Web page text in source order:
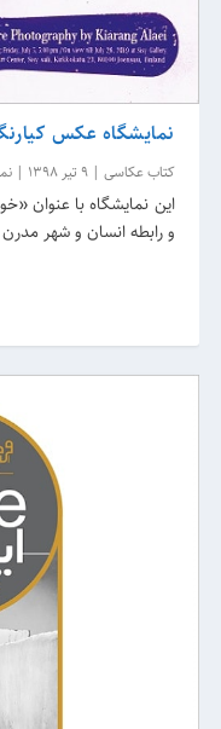
نمایشگاه عکس
کتاب عکاسی |9 تیر 1398 |
این نمایشگاه با عنوان
و رابطه انسان و شهر